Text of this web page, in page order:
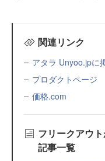
関連リンク
アタラ Unyoo.jpに
プロダクトページ
価格.com
フリークアウ
記事一覧